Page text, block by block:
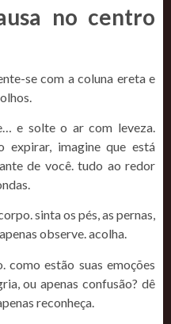
no centro
se com a coluna ereta e
e solte o ar com leveza.
imagine que está
de você. tudo ao redor
sinta os pés, as pernas,
observe. acolha.
como estão suas emoções
ou apenas confusão? dê
reconheça.